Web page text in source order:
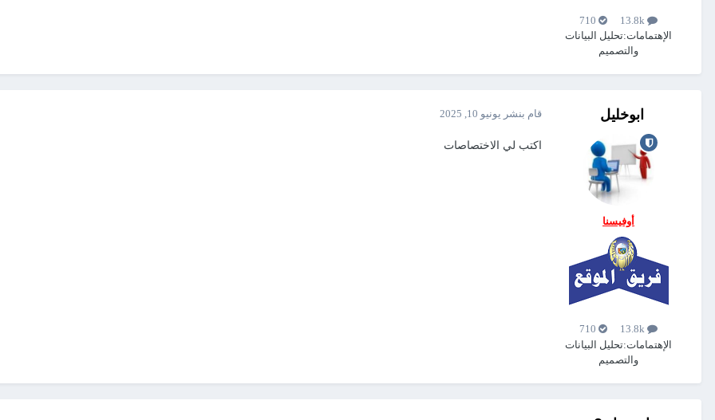
الإهتمامات:تحليل البيانات
والتصميم
ابوخليل
أوفيسنا
الإهتمامات:تحليل البيانات
والتصميم
قام بنشر يونيو 10, 2025
اكتب لي الاختصاصات